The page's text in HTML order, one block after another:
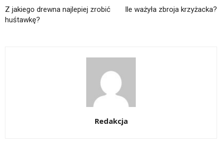
Z jakiego drewna najlepiej zrobić
huśtawkę?
Ile ważyła zbroja krzyżacka?
Redakcja